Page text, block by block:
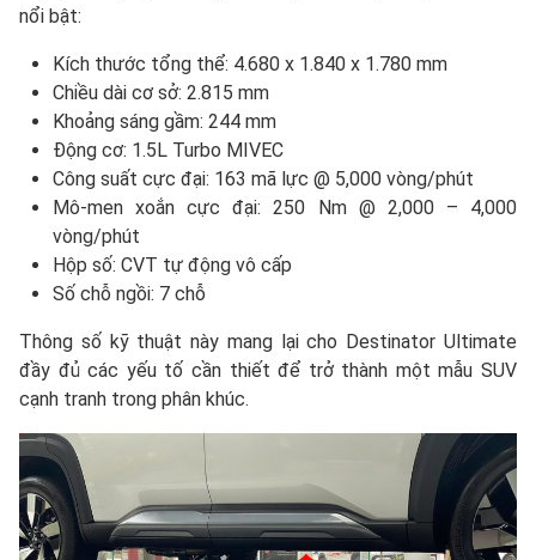
nổi bật:
Kích thước tổng thể: 4.680 x 1.840 x 1.780 mm
Chiều dài cơ sở: 2.815 mm
Khoảng sáng gầm: 244 mm
Động cơ: 1.5L Turbo MIVEC
Công suất cực đại: 163 mã lực @ 5,000 vòng/phút
Mô-men xoắn cực đại: 250 Nm @ 2,000 – 4,000
vòng/phút
Hộp số: CVT tự động vô cấp
Số chỗ ngồi: 7 chỗ
Thông số kỹ thuật này mang lại cho Destinator Ultimate
đầy đủ các yếu tố cần thiết để trở thành một mẫu SUV
cạnh tranh trong phân khúc.